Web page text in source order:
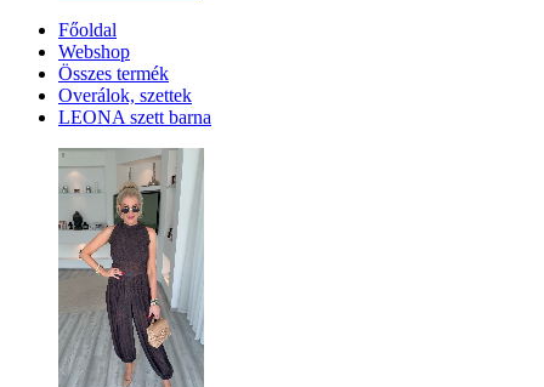
Főoldal
Webshop
Összes termék
Overálok, szettek
LEONA szett barna